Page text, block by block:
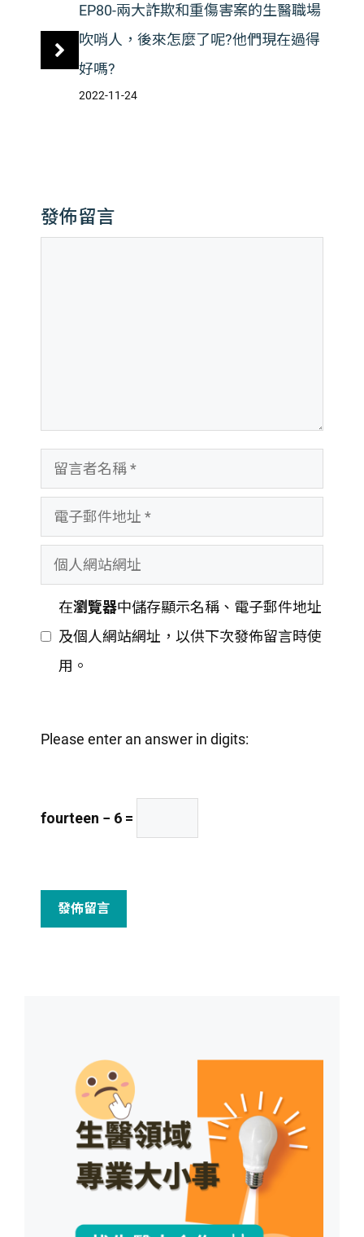
EP80-兩大詐欺和重傷害案的生醫職場
吹哨人，後來怎麼了呢?他們現在過得
好嗎?
2022-11-24
發佈留言
言
名
子
郵
地
人
站
在瀏覽器中儲存顯示名稱、電子郵件地址
及個人網站網址，以供下次發佈留言時使
用。
Please enter an answer in digits:
fourteen − 6 =